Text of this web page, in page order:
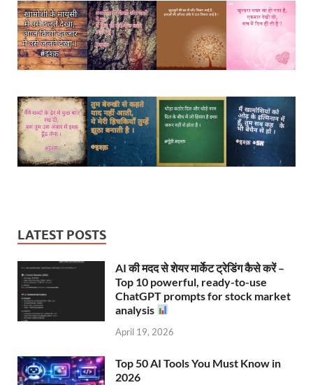
LATEST POSTS
AI की मदद से शेयर मार्केट ट्रेडिंग कैसे करें –
Top 10 powerful, ready-to-use
ChatGPT prompts for stock market
analysis
April 19, 2026
Top 50 AI Tools You Must Know in
2026